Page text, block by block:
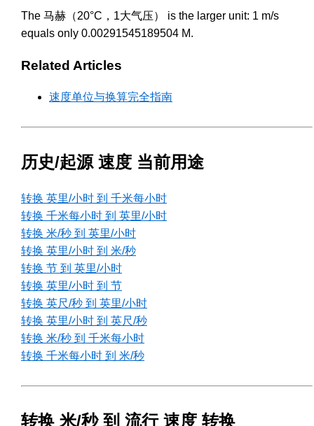
The 马赫（20°C，1大气压） is the larger unit: 1 m/s
equals only 0.00291545189504 M.
Related Articles
速度单位与换算完全指南
历史/起源 速度 当前用途
转换 英里/小时 到 千米每小时
转换 千米每小时 到 英里/小时
转换 米/秒 到 英里/小时
转换 英里/小时 到 米/秒
转换 节 到 英里/小时
转换 英里/小时 到 节
转换 英尺/秒 到 英里/小时
转换 英里/小时 到 英尺/秒
转换 米/秒 到 千米每小时
转换 千米每小时 到 米/秒
转换 米/秒 到 流行 速度 转换